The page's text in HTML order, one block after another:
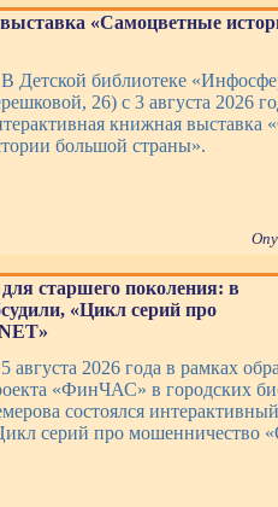
«Самоцветные
В Детской библиотеке
26) с 3 августа 2026
книжная выставка
большой страны».
старшего поколения: в
«Цикл серий про
5 августа 2026 года в рамках
«ФинЧАС» в городских
состоялся
серий про мошенничество